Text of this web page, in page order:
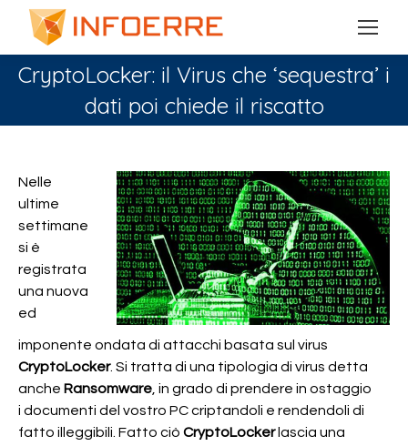
CryptoLocker: il Virus che ‘sequestra’ i
dati poi chiede il riscatto
Nelle
ultime
settimane
si è
registrata
una nuova
ed
imponente ondata di attacchi basata sul virus
CryptoLocker. Si tratta di una tipologia di virus detta
anche Ransomware , in grado di prendere in ostaggio
i documenti del vostro PC criptandoli e rendendoli di
fatto illeggibili. Fatto ciò CryptoLockerlascia una